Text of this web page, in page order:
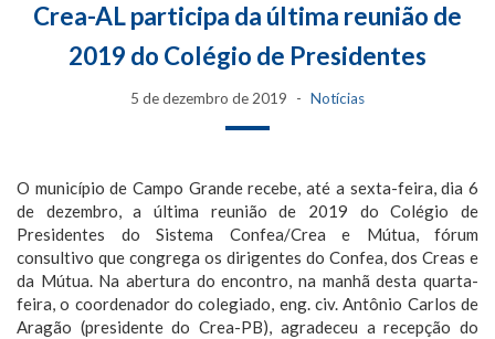
Crea-AL participa da última reunião de
2019 do Colégio de Presidentes
5 de dezembro de 2019 Notícias
O município de Campo Grande recebe, até a sexta-feira, dia 6
de dezembro, a última reunião de 2019 do Colégio de
Presidentes do Sistema Confea/Crea e Mútua, fórum
consultivo que congrega os dirigentes do Confea, dos Creas e
da Mútua. Na abertura do encontro, na manhã desta quarta-
feira, o coordenador do colegiado, eng. civ. Antônio Carlos de
Aragão (presidente do Crea-PB), agradeceu a recepção do